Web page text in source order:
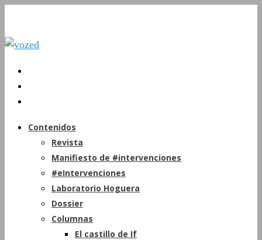
Contenidos
Revista
Manifiesto de #intervenciones
#eIntervenciones
Laboratorio Hoguera
Dossier
Columnas
El castillo de If